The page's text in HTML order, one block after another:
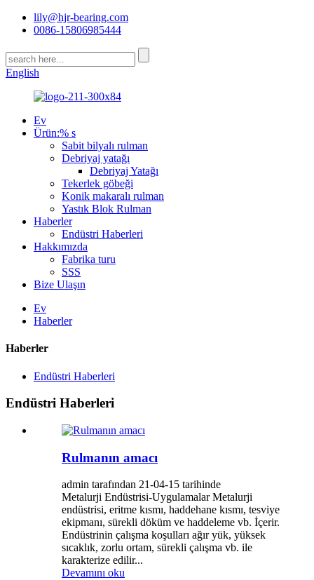
lily@hjr-bearing.com
0086-15806985444
English
Ev
Ürün:% s
Sabit bilyalı rulman
Debriyaj yatağı
Debriyaj Yatağı
Tekerlek göbeği
Konik makaralı rulman
Yastık Blok Rulman
Haberler
Endüstri Haberleri
Hakkımızda
Fabrika turu
SSS
Bize Ulaşın
Ev
Haberler
Haberler
Endüstri Haberleri
Endüstri Haberleri
Rulmanın amacı
admin tarafından 21-04-15 tarihinde
Metalurji Endüstrisi-Uygulamalar Metalurji
endüstrisi, eritme kısmı, haddehane kısmı, tesviye
ekipmanı, sürekli döküm ve haddeleme vb. İçerir.
Endüstrinin çalışma koşulları ağır yük, yüksek
sıcaklık, zorlu ortam, sürekli çalışma vb. ile
karakterize edilir...
Devamını oku